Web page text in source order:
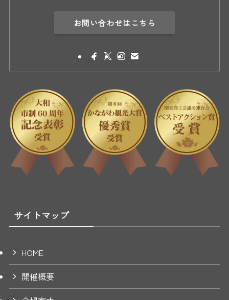
お問い合わせはこちら
サイトマップ
HOME
開催概要